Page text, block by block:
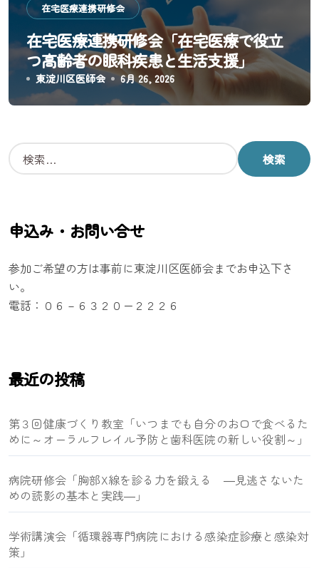
在宅医療連携研修会
在宅医療連携研修会「在宅医療で役立
つ高齢者の眼科疾患と生活支援」
東淀川区医師会 6月 26, 2026
検
索
申込み・お問い合せ
参加ご希望の方は事前に東淀川区医師会までお申込下さ
い。
電話：０６－６３２０ー２２２６
最近の投稿
第３回健康づくり教室「いつまでも自分のお口で食べるた
めに～オーラルフレイル予防と歯科医院の新しい役割～」
病院研修会「胸部X線を診る力を鍛える ―見逃さないた
めの読影の基本と実践―」
学術講演会「循環器専門病院における感染症診療と感染対
策」